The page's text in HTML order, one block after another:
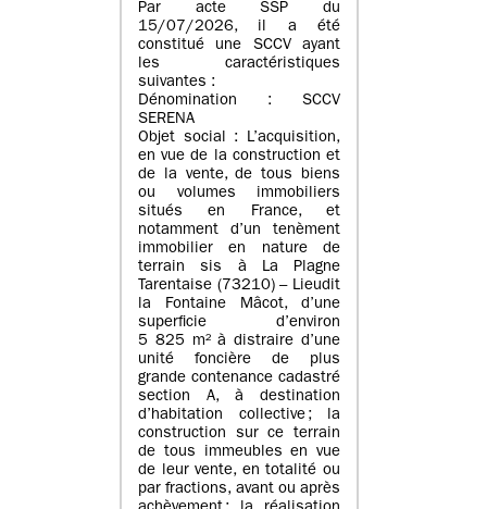
Par acte SSP du
15/07/2026, il a été
constitué une SCCV ayant
les caractéristiques
suivantes :
Dénomination : SCCV
SERENA
Objet social : L’acquisition,
en vue de la construction et
de la vente, de tous biens
ou volumes immobiliers
situés en France, et
notamment d’un tenèment
immobilier en nature de
terrain sis à La Plagne
Tarentaise (73210) – Lieudit
la Fontaine Mâcot, d’une
superficie d’environ
5 825 m² à distraire d’une
unité foncière de plus
grande contenance cadastré
section A, à destination
d’habitation collective ; la
construction sur ce terrain
de tous immeubles en vue
de leur vente, en totalité ou
par fractions, avant ou après